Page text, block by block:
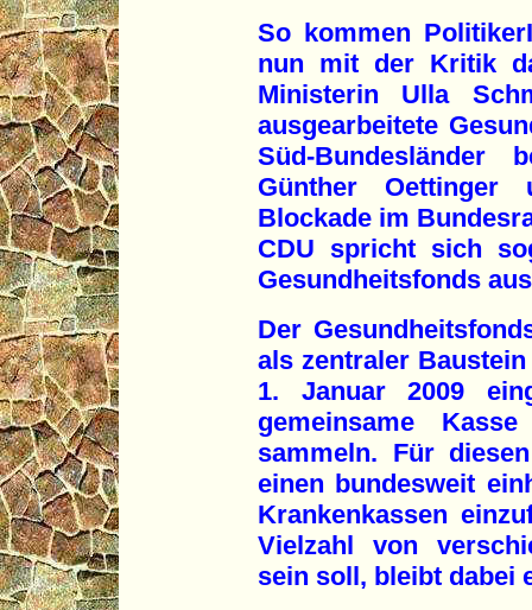
So kommen
nun mit der Kritik
Ministerin Ulla
ausgearbeitete
Süd-Bundesländer
Günther
Blockade im
CDU spricht sich
Gesundheitsfonds
Der
als zentraler
1. Januar 2009
gemeinsame
sammeln. Für
einen bundesweit
Krankenkassen
Vielzahl von
sein soll, bleibt dabei